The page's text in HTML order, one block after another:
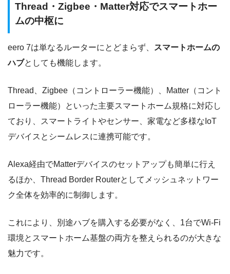
Thread・Zigbee・Matter対応でスマートホー
ムの中枢に
eero 7は単なるルーターにとどまらず、 スマートホームの
ハブとしても機能します。
Thread、Zigbee（コントローラー機能）、Matter（コント
ローラー機能）といった主要スマートホーム規格に対応し
ており、スマートライトやセンサー、家電など多様なIoT
デバイスとシームレスに連携可能です。
Alexa経由でMatterデバイスのセットアップも簡単に行え
るほか、Thread Border Routerとしてメッシュネットワー
ク全体を効率的に制御します。
これにより、別途ハブを購入する必要がなく、1台でWi-Fi
環境とスマートホーム基盤の両方を整えられるのが大きな
魅力です。